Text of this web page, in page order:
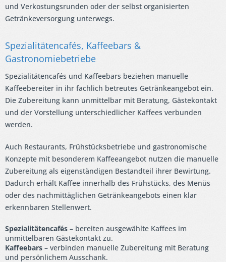
und Verkostungsrunden oder der selbst organisierten
Getränkeversorgung unterwegs.
Spezialitätencafés, Kaffeebars &
Gastronomiebetriebe
Spezialitätencafés und Kaffeebars beziehen manuelle
Kaffeebereiter in ihr fachlich betreutes Getränkeangebot ein.
Die Zubereitung kann unmittelbar mit Beratung, Gästekontakt
und der Vorstellung unterschiedlicher Kaffees verbunden
werden.
Auch Restaurants, Frühstücksbetriebe und gastronomische
Konzepte mit besonderem Kaffeeangebot nutzen die manuelle
Zubereitung als eigenständigen Bestandteil ihrer Bewirtung.
Dadurch erhält Kaffee innerhalb des Frühstücks, des Menüs
oder des nachmittäglichen Getränkeangebots einen klar
erkennbaren Stellenwert.
Spezialitätencafés – bereiten ausgewählte Kaffees im
unmittelbaren Gästekontakt zu.
Kaffeebars – verbinden manuelle Zubereitung mit Beratung
und persönlichem Ausschank.